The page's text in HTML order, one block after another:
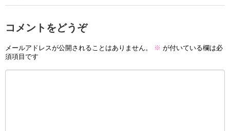
コメントをどうぞ
メールアドレスが公開されることはありません。 ※ が付いている欄は必
須項目です